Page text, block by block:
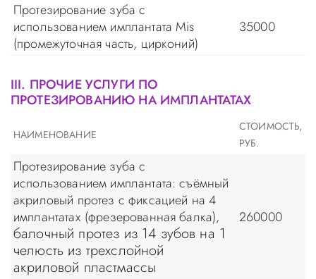
Протезирование зуба с
использованием имплантата Mis
(промежуточная часть, цирконий)
35000
III. ПРОЧИЕ УСЛУГИ ПО
ПРОТЕЗИРОВАНИЮ НА ИМПЛАНТАТАХ
НАИМЕНОВАНИЕ
СТОИМОСТЬ,
РУБ.
Протезирование зуба с
использованием имплантата: съёмный
акриловый протез с фиксацией на 4
имплантатах (фрезерованная балка),
балочный протез из 14 зубов на 1
челюсть из трехслойной
акриловой пластмассы
260000